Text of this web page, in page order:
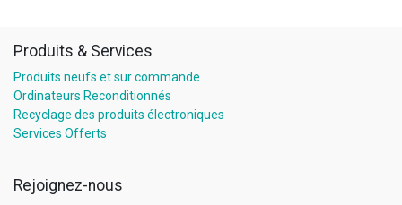
Produits & Services
Produits neufs et sur commande
Ordinateurs Reconditionnés
Recyclage des produits électroniques
Services Offerts
Rejoignez-nous